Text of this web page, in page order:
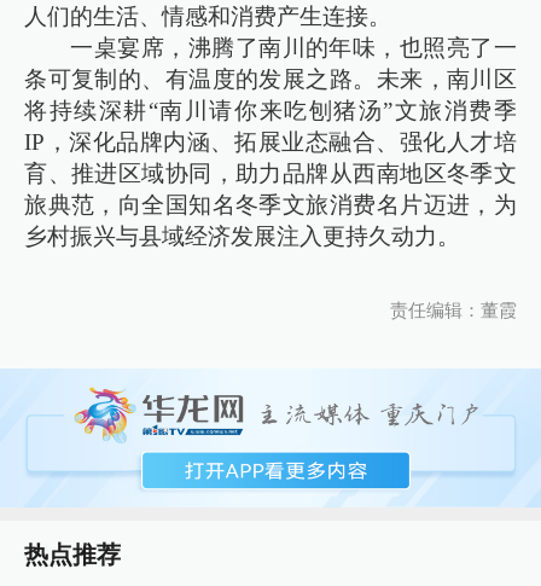
人们的生活、情感和消费产生连接。
一桌宴席，沸腾了南川的年味，也照亮了一
条可复制的、有温度的发展之路。未来，南川区
将持续深耕“南川请你来吃刨猪汤”文旅消费季
IP，深化品牌内涵、拓展业态融合、强化人才培
育、推进区域协同，助力品牌从西南地区冬季文
旅典范，向全国知名冬季文旅消费名片迈进，为
乡村振兴与县域经济发展注入更持久动力。
责任编辑：董霞
热点推荐